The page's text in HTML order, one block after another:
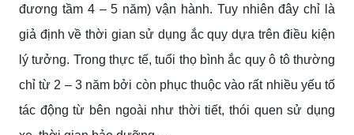
đương tầm 4 – 5 năm) vận hành. Tuy nhiên đây chỉ là
giả định về thời gian sử dụng ắc quy dựa trên điều kiện
lý tưởng. Trong thực tế, tuổi thọ bình ắc quy ô tô thường
chỉ từ 2 – 3 năm bởi còn phục thuộc vào rất nhiều yếu tố
tác động từ bên ngoài như thời tiết, thói quen sử dụng